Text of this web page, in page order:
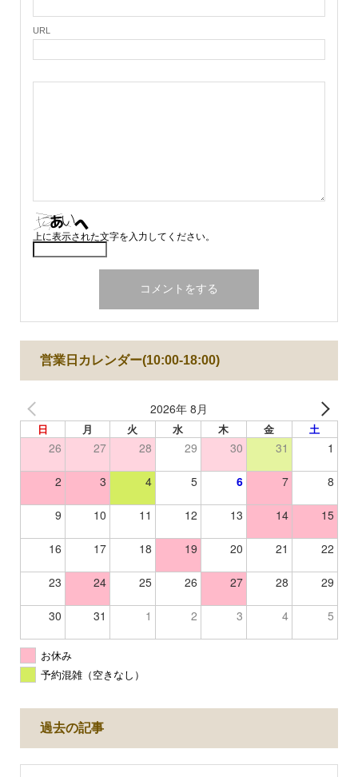
URL
上に表示された文字を入力してください。
営業日カレンダー(10:00-18:00)
2026年 8月
日 月 火 水 木 金 土
26 27 28 29 30 31 1
2 3 4 5 6 7 8
9 10 11 12 13 14 15
16 17 18 19 20 21 22
23 24 25 26 27 28 29
30 31 1 2 3 4 5
お休み
予約混雑（空きなし）
過去の記事